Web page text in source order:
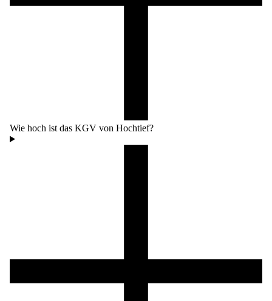
Wie hoch ist das KGV von Hochtief?